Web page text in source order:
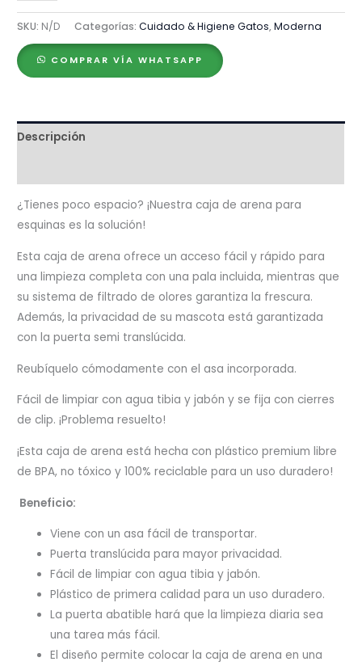
Flip
Corner
cantidad
SKU: N/D Categorías:Cuidado & Higiene Gatos,Moderna
COMPRAR VÍA WHATSAPP
Descripción
¿Tienes poco espacio? ¡Nuestra caja de arena para
esquinas es la solución!
Esta caja de arena ofrece un acceso fácil y rápido para
una limpieza completa con una pala incluida, mientras que
su sistema de filtrado de olores garantiza la frescura.
Además, la privacidad de su mascota está garantizada
con la puerta semi translúcida.
Reubíquelo cómodamente con el asa incorporada.
Fácil de limpiar con agua tibia y jabón y se fija con cierres
de clip. ¡Problema resuelto!
¡Esta caja de arena está hecha con plástico premium libre
de BPA, no tóxico y 100% reciclable para un uso duradero!
Beneficio:
Viene con un asa fácil de transportar.
Puerta translúcida para mayor privacidad.
Fácil de limpiar con agua tibia y jabón.
Plástico de primera calidad para un uso duradero.
La puerta abatible hará que la limpieza diaria sea
una tarea más fácil.
El diseño permite colocar la caja de arena en una